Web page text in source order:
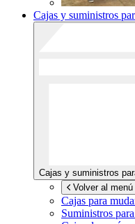
Cajas y suministros
Cajas y suministros
Volver al menú
Cajas para
Suministros